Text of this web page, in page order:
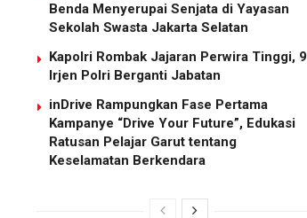
Benda Menyerupai Senjata di Yayasan
Sekolah Swasta Jakarta Selatan
Kapolri Rombak Jajaran Perwira Tinggi, 9
Irjen Polri Berganti Jabatan
inDrive Rampungkan Fase Pertama
Kampanye “Drive Your Future”, Edukasi
Ratusan Pelajar Garut tentang
Keselamatan Berkendara